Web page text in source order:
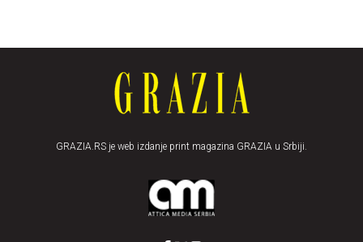
GRAZIA.RS je web izdanje print magazina GRAZIA u Srbiji.